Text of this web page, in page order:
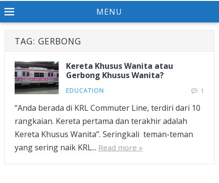
MENU
TAG: GERBONG
Kereta Khusus Wanita atau
Gerbong Khusus Wanita?
EDUCATION 1
“Anda berada di KRL Commuter Line, terdiri dari 10
rangkaian. Kereta pertama dan terakhir adalah
Kereta Khusus Wanita”. Seringkali teman-teman
yang sering naik KRL... Read more »